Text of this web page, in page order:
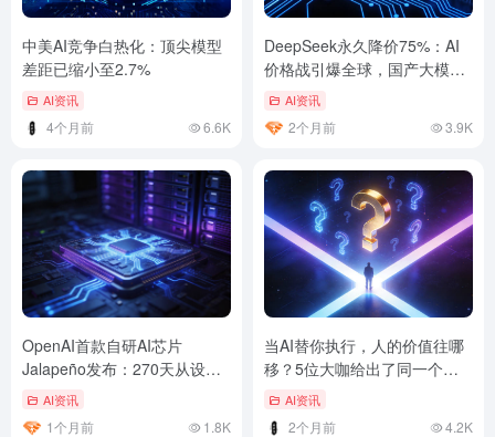
中美AI竞争白热化：顶尖模型
差距已缩小至2.7%
AI资讯
4个月前 6.6K
DeepSeek永久降价75%：AI
价格战引爆全球，国产大模型
打响生态战
AI资讯
2个月前 3.9K
OpenAI首款自研AI芯片
Jalapeño发布：270天从设计
到流片
AI资讯
1个月前 1.8K
当AI替你执行，人的价值往哪
移？5位大咖给出了同一个答
案 AI资讯
2个月前 4.2K